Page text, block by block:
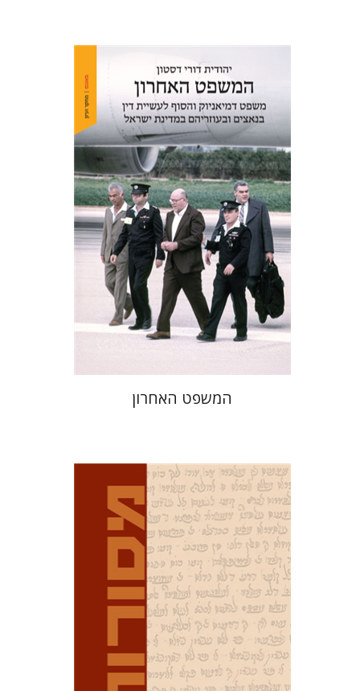
יהודית דורי דסטון
הנחת אתר ספר מודפס
$46
$41
המשפט האחרון
דוד מ' בוניס עפרה תירוש-בקר